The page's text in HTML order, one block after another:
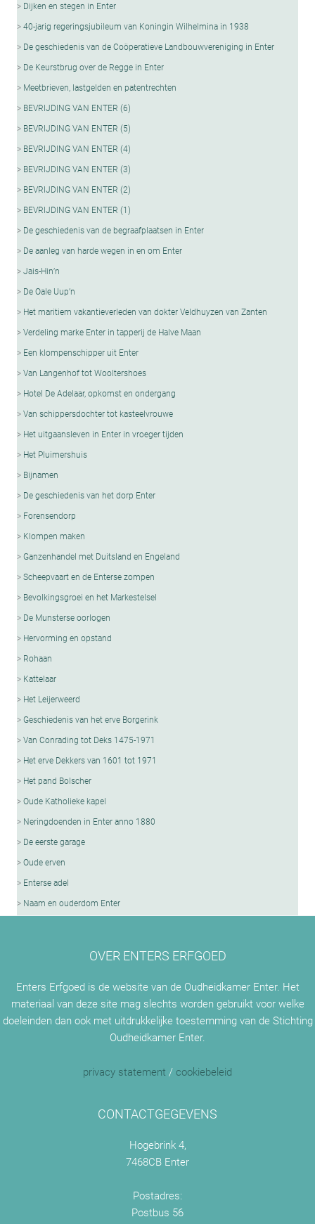
Dijken en stegen in Enter
40-jarig regeringsjubileum van Koningin Wilhelmina in 1938
De geschiedenis van de Coöperatieve Landbouwvereniging in Enter
De Keurstbrug over de Regge in Enter
Meetbrieven, lastgelden en patentrechten
BEVRIJDING VAN ENTER (6)
BEVRIJDING VAN ENTER (5)
BEVRIJDING VAN ENTER (4)
BEVRIJDING VAN ENTER (3)
BEVRIJDING VAN ENTER (2)
BEVRIJDING VAN ENTER (1)
De geschiedenis van de begraafplaatsen in Enter
De aanleg van harde wegen in en om Enter
Jais-Hin’n
De Oale Uup’n
Het maritiem vakantieverleden van dokter Veldhuyzen van Zanten
Verdeling marke Enter in tapperij de Halve Maan
Een klompenschipper uit Enter
Van Langenhof tot Wooltershoes
Hotel De Adelaar, opkomst en ondergang
Van schippersdochter tot kasteelvrouwe
Het uitgaansleven in Enter in vroeger tijden
Het Pluimershuis
Bijnamen
De geschiedenis van het dorp Enter
Forensendorp
Klompen maken
Ganzenhandel met Duitsland en Engeland
Scheepvaart en de Enterse zompen
Bevolkingsgroei en het Markestelsel
De Munsterse oorlogen
Hervorming en opstand
Rohaan
Kattelaar
Het Leijerweerd
Geschiedenis van het erve Borgerink
Van Conrading tot Deks 1475-1971
Het erve Dekkers van 1601 tot 1971
Het pand Bolscher
Oude Katholieke kapel
Neringdoenden in Enter anno 1880
De eerste garage
Oude erven
Enterse adel
Naam en ouderdom Enter
OVER ENTERS ERFGOED
Enters Erfgoed is de website van de Oudheidkamer Enter. Het
materiaal van deze site mag slechts worden gebruikt voor welke
doeleinden dan ook met uitdrukkelijke toestemming van de Stichting
Oudheidkamer Enter.
privacy statement / cookiebeleid
CONTACTGEGEVENS
Hogebrink 4,
7468CB Enter
Postadres:
Postbus 56